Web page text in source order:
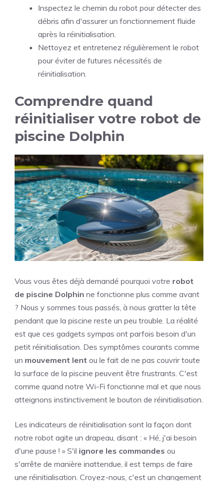
Inspectez le chemin du robot pour détecter des
débris afin d'assurer un fonctionnement fluide
après la réinitialisation.
Nettoyez et entretenez régulièrement le robot
pour éviter de futures nécessités de
réinitialisation.
Comprendre quand
réinitialiser votre robot de
piscine Dolphin
Vous vous êtes déjà demandé pourquoi votre robot
de piscine Dolphin ne fonctionne plus comme avant
? Nous y sommes tous passés, à nous gratter la tête
pendant que la piscine reste un peu trouble. La réalité
est que ces gadgets sympas ont parfois besoin d'un
petit réinitialisation. Des symptômes courants comme
un mouvement lent ou le fait de ne pas couvrir toute
la surface de la piscine peuvent être frustrants. C'est
comme quand notre Wi-Fi fonctionne mal et que nous
atteignons instinctivement le bouton de réinitialisation.
Les indicateurs de réinitialisation sont la façon dont
notre robot agite un drapeau, disant : « Hé, j'ai besoin
d'une pause ! » S'il ignore les commandes ou
s'arrête de manière inattendue, il est temps de faire
une réinitialisation. Croyez-nous, c'est un changement